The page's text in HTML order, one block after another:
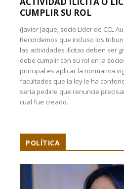
CUMPLIR SU ROL
(Javier Jaque, socio Líder de CCL
Recordemos que incluso los
las actividades ilícitas deben ser
debe cumplir con su rol en la
principal es aplicar la normativa
facultades que la ley le ha
sería pedirle que renuncie
cual fue creado.
POLÍTICA